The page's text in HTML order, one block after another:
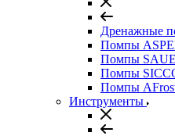
Дренажные
Помпы
Помпы
Помпы
Помпы
Инструменты